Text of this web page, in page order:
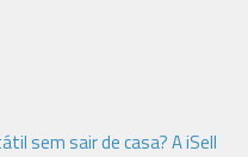
sem sair de casa? A iSell